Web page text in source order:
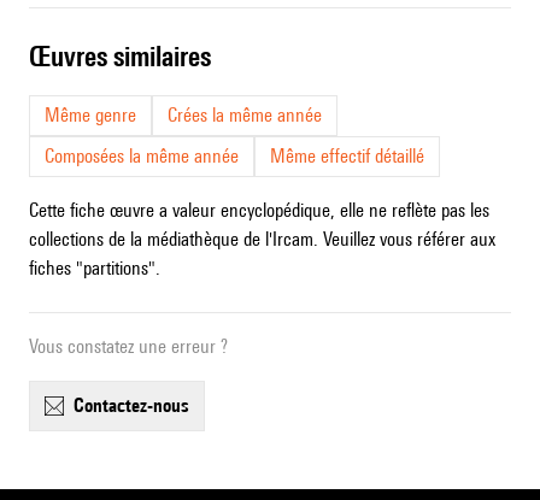
œuvres similaires
Même genre
Crées la même année
Composées la même année
Même effectif détaillé
Cette fiche œuvre a valeur encyclopédique, elle ne reflète pas les
collections de la médiathèque de l'Ircam. Veuillez vous référer aux
fiches "partitions".
Vous constatez une erreur ?
contactez-nous